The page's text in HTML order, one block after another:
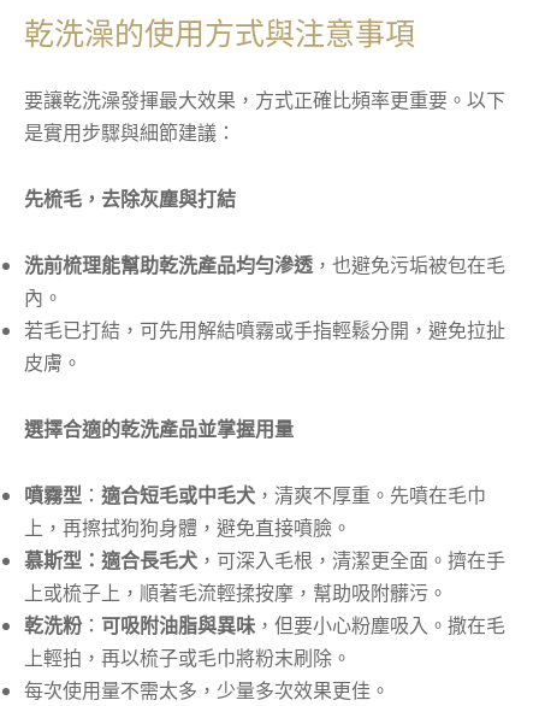
乾洗澡的使用方式與注意事項
要讓乾洗澡發揮最大效果，方式正確比頻率更重要。以下
是實用步驟與細節建議：
先梳毛，去除灰塵與打結
洗前梳理能幫助乾洗產品均勻滲透，也避免污垢被包在毛
內。
若毛已打結，可先用解結噴霧或手指輕鬆分開，避免拉扯
皮膚。
選擇合適的乾洗產品並掌握用量
噴霧型 ： 適合短毛或中毛犬 ，清爽不厚重。先噴在毛巾
上，再擦拭狗狗身體，避免直接噴臉。
慕斯型：適合長毛犬 ，可深入毛根，清潔更全面。擠在手
上或梳子上，順著毛流輕揉按摩，幫助吸附髒污。
乾洗粉 ： 可吸附油脂與異味 ，但要小心粉塵吸入。撒在毛
上輕拍，再以梳子或毛巾將粉末刷除。
每次使用量不需太多，少量多次效果更佳。